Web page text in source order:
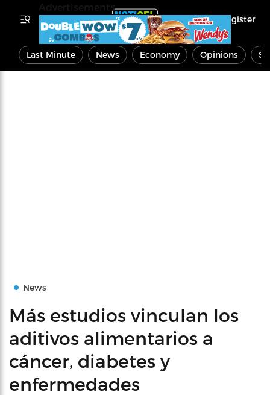
Register
Last Minute News Economy Opinions
News
Más estudios vinculan los
aditivos alimentarios a
cáncer, diabetes y
enfermedades
Advertisements